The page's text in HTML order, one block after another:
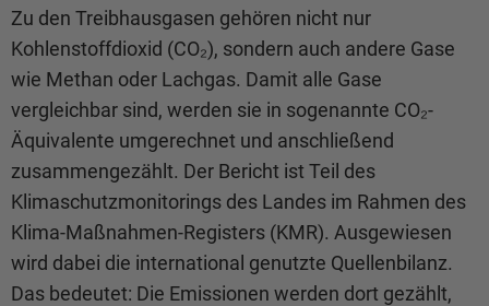
Zu den Treibhausgasen gehören nicht nur
Kohlenstoffdioxid (CO₂), sondern auch andere Gase
wie Methan oder Lachgas. Damit alle Gase
vergleichbar sind, werden sie in sogenannte CO₂-
Äquivalente umgerechnet und anschließend
zusammengezählt. Der Bericht ist Teil des
Klimaschutzmonitorings des Landes im Rahmen des
Klima-Maßnahmen-Registers (KMR). Ausgewiesen
wird dabei die international genutzte Quellenbilanz.
Das bedeutet: Die Emissionen werden dort gezählt,